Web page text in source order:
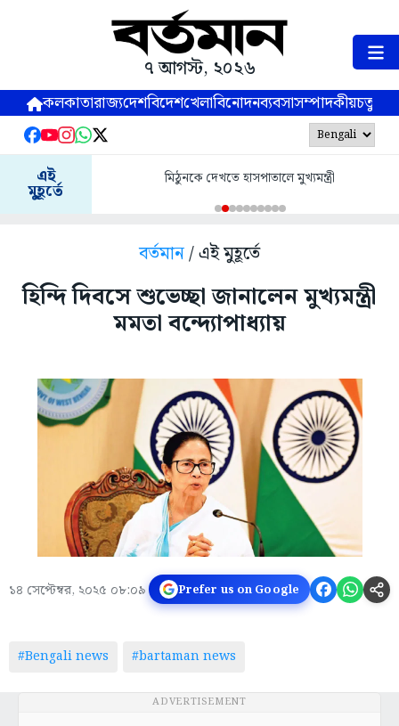
৭ আগস্ট, ২০২৬
কলকাতারাজ্যদেশবিদেশখেলাবিনোদনব্যবসাসম্পাদকীয়
এই
মুহূর্তে
মিঠুনকে দেখতে হাসপাতালে মুখ্যমন্ত্রী
বর্তমান/ এই মুহূর্তে
হিন্দি দিবসে শুভেচ্ছা জানালেন মুখ্যমন্ত্রী
মমতা বন্দ্যোপাধ্যায়
১৪ সেপ্টেম্বর, ২০২৫ ০৮:০৯ Prefer us on Google
#Bengali news #bartaman news
ADVERTISEMENT